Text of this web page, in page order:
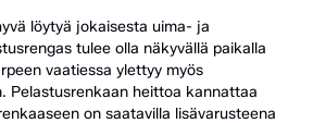
löytyä jokaisesta uima- ja
tulee olla näkyvällä paikalla
vaatiessa ylettyy myös
Pelastusrenkaan heittoa kannattaa
on saatavilla lisävarusteena